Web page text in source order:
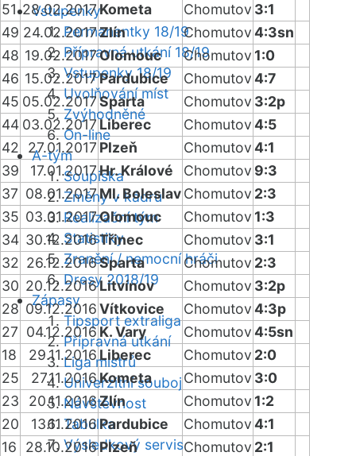
Vstupenky
Permanentky 18/19
Přípravná utkání 18/19
Vstupenky 18/19
Uvolňování míst
Zvýhodněné
On-line
A-tým
Soupiska
Změny v kádru
Realizační tým
Statistiky
Zranění / nemocní hráči
Dresy 2018/19
Zápasy
Tipsport extraliga
Přípravná utkání
Liga mistrů
Univerzitní souboj
Návštěvnost
Tabulka
Výsledkový servis
51 28.02.2017Kometa Chomutov 3:1
49 24.02.2017Zlín Chomutov4:3sn
48 19.02.2017Olomouc Chomutov 1:0
46 15.02.2017Pardubice Chomutov4:7
45 05.02.2017Sparta Chomutov 3:2p
44 03.02.2017Liberec Chomutov4:5
42
27.01.2017 Plzeň Chomutov4:1
39
17.01.2017Hr. Králové Chomutov 9:3
37 08.01.2017Ml. BoleslavChomutov 2:3
35 03.01.2017Olomouc Chomutov 1:3
34 30.12.2016Třinec Chomutov 3:1
32 26.12.2016Sparta Chomutov 2:3
30 20.12.2016Litvínov Chomutov 3:2p
28 09.12.2016Vítkovice Chomutov4:3p
27 04.12.2016 K. Vary Chomutov4:5sn
18
29.11.2016 Liberec Chomutov 2:0
25
27.11.2016Kometa Chomutov 3:0
23
20.11.2016Zlín Chomutov 1:2
20
13.11.2016 Pardubice Chomutov4:1
16
28.10.2016Plzeň Chomutov 2:1